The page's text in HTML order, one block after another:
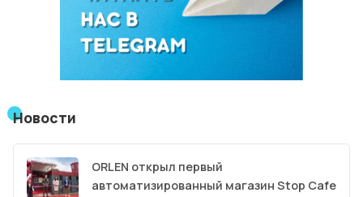
Новости
ORLEN открыл первый
автоматизированный магазин Stop Cafe